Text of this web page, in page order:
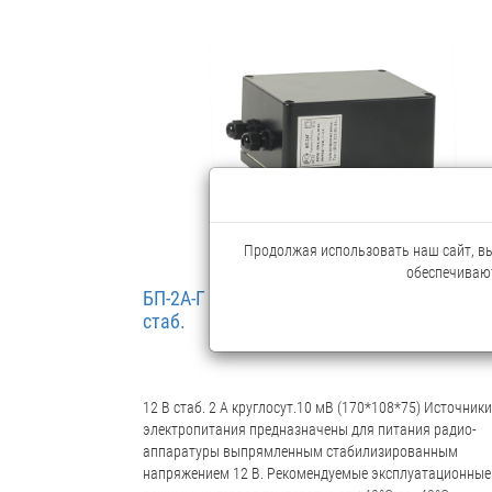
БП-2А-Г уличный источник питания 12В,
стаб.
12 В стаб. 2 А круглосут.10 мВ (170*108*75) Источники
электропитания предназначены для питания радио-
аппаратуры выпрямленным стабилизированным
напряжением 12 В. Рекомендуемые эксплуатационные
Продолжая использовать наш сайт,